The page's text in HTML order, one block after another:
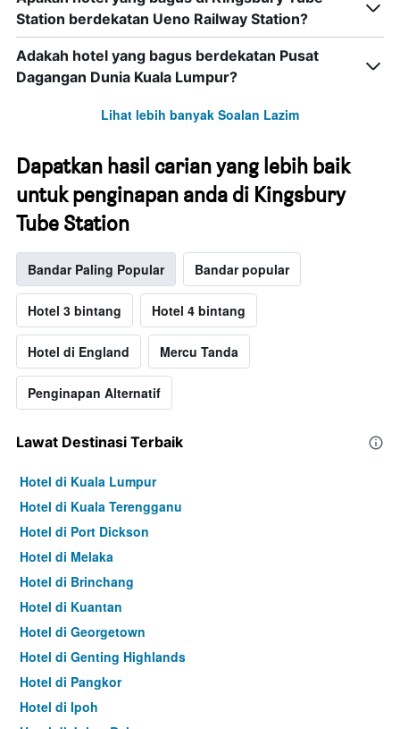
Station berdekatan Ueno Railway Station?
Adakah hotel yang bagus berdekatan Pusat
Dagangan Dunia Kuala Lumpur?
Lihat lebih banyak Soalan Lazim
Dapatkan hasil carian yang lebih baik
untuk penginapan anda di Kingsbury
Tube Station
Bandar Paling Popular Bandar popular
Hotel 3 bintang Hotel 4 bintang
Hotel di England Mercu Tanda
Penginapan Alternatif
Lawat Destinasi Terbaik
Hotel di Kuala Lumpur
Hotel di Kuala Terengganu
Hotel di Port Dickson
Hotel di Melaka
Hotel di Brinchang
Hotel di Kuantan
Hotel di Georgetown
Hotel di Genting Highlands
Hotel di Pangkor
Hotel di Ipoh